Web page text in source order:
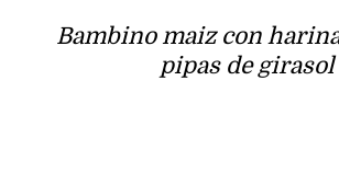
Bambino maiz con
pipas de girasol